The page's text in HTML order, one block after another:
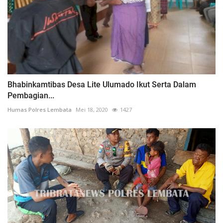
Bhabinkamtibas Desa Lite Ulumado Ikut Serta Dalam
Pembagian...
Humas Polres Lembata Mei 18, 2020 1427